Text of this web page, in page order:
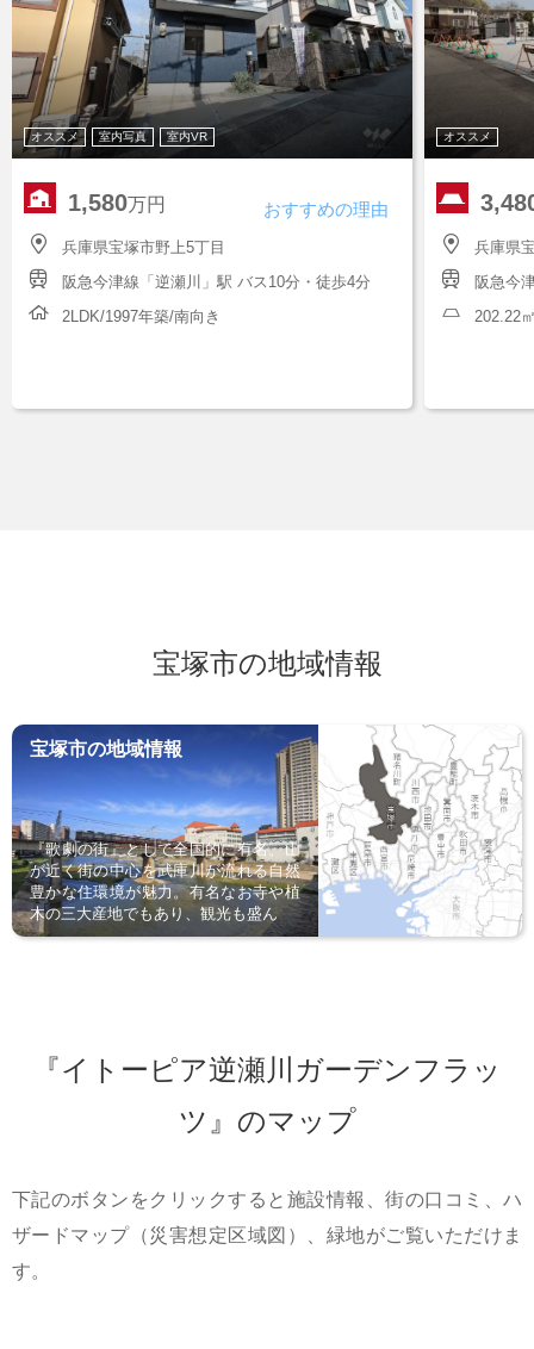
オススメ 室内写真 室内VR
1,580万円 おすすめの理由
兵庫県宝塚市野上5丁目
阪急今津線「逆瀬川」駅 バス10分・徒歩4分
2LDK/1997年築/南向き
オススメ
兵庫県
阪急今
202.22
宝塚市の地域情報
宝塚市の地域情報
『歌劇の街』として全国的に有名。山
が近く街の中心を武庫川が流れる自然
豊かな住環境が魅力。有名なお寺や植
木の三大産地でもあり、観光も盛ん
『イトーピア逆瀬川ガーデンフラッ
ツ』のマップ
下記のボタンをクリックすると施設情報、街の口コミ、ハ
ザードマップ（災害想定区域図）、緑地がご覧いただけま
す。